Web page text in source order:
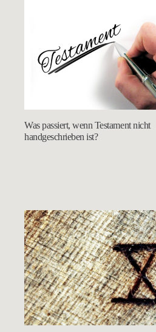
Was passiert, wenn Testament nicht
handgeschrieben ist?